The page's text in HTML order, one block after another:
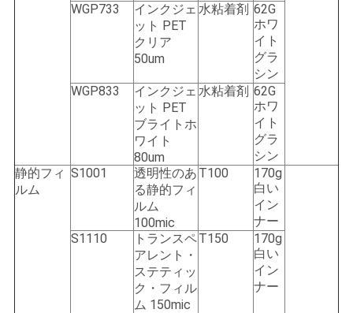
WGP733
インクジェ
ット PET
クリア
50um
水粘着剤 62G
ホワ
イト
グラ
シン
WGP833
インクジェ
ット PET
ブライトホ
ワイト
80um
水粘着剤 62G
ホワ
イト
グラ
シン
静的フィ
ルム
S1001
透明性のあ
る静的フィ
ルム
100mic
T100
170g
白い
イン
ナー
S1110
トランスペ
アレント・
ステティッ
ク・フィル
ム 150mic
T150
170g
白い
イン
ナー